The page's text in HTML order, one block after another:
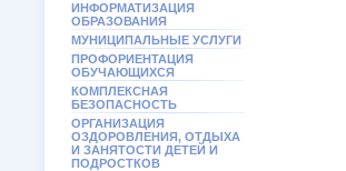
ИНФОРМАТИЗАЦИЯ
ОБРАЗОВАНИЯ
МУНИЦИПАЛЬНЫЕ УСЛУГИ
ПРОФОРИЕНТАЦИЯ
ОБУЧАЮЩИХСЯ
КОМПЛЕКСНАЯ
БЕЗОПАСНОСТЬ
ОРГАНИЗАЦИЯ
ОЗДОРОВЛЕНИЯ, ОТДЫХА
И ЗАНЯТОСТИ ДЕТЕЙ И
ПОДРОСТКОВ